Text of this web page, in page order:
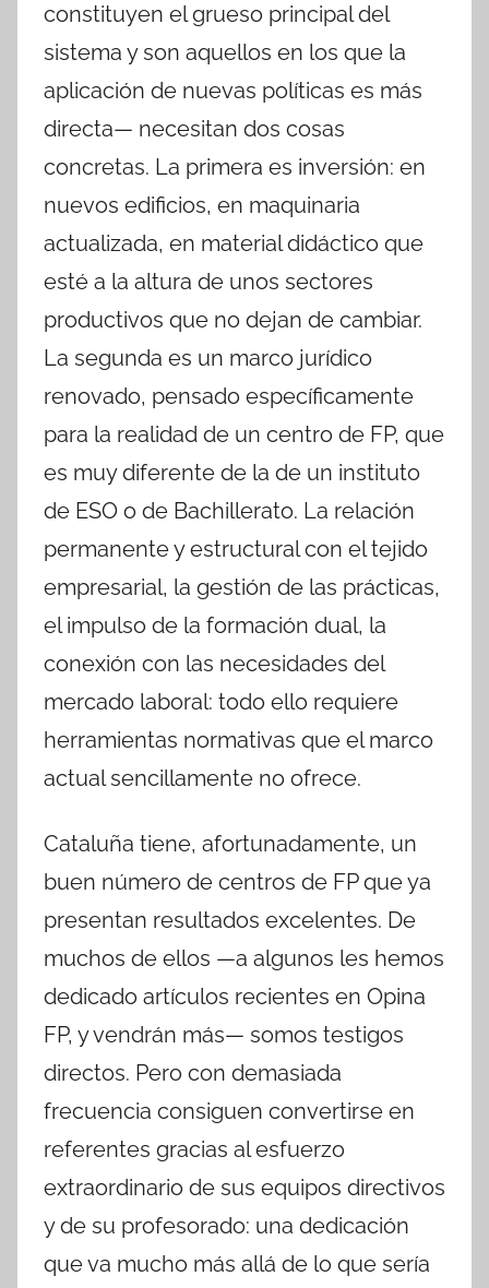
constituyen el grueso principal del
sistema y son aquellos en los que la
aplicación de nuevas políticas es más
directa— necesitan dos cosas
concretas. La primera es inversión: en
nuevos edificios, en maquinaria
actualizada, en material didáctico que
esté a la altura de unos sectores
productivos que no dejan de cambiar.
La segunda es un marco jurídico
renovado, pensado específicamente
para la realidad de un centro de FP, que
es muy diferente de la de un instituto
de ESO o de Bachillerato. La relación
permanente y estructural con el tejido
empresarial, la gestión de las prácticas,
el impulso de la formación dual, la
conexión con las necesidades del
mercado laboral: todo ello requiere
herramientas normativas que el marco
actual sencillamente no ofrece.
Cataluña tiene, afortunadamente, un
buen número de centros de FP que ya
presentan resultados excelentes. De
muchos de ellos —a algunos les hemos
dedicado artículos recientes en Opina
FP, y vendrán más— somos testigos
directos. Pero con demasiada
frecuencia consiguen convertirse en
referentes gracias al esfuerzo
extraordinario de sus equipos directivos
y de su profesorado: una dedicación
que va mucho más allá de lo que sería